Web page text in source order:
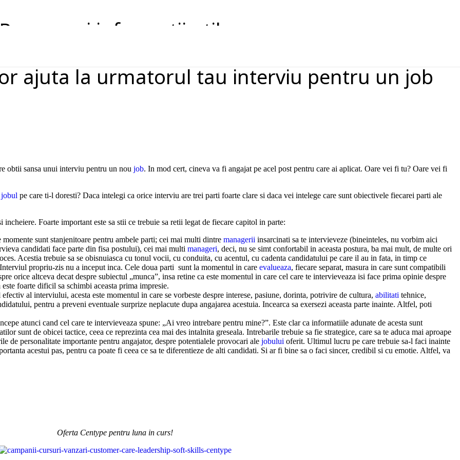
Resurse si informatii utile
ajuta la urmatorul tau interviu pentru un job
obtii sansa unui interviu pentru un nou job. In mod cert, cineva va fi angajat pe acel post pentru care ai aplicat. Oare vei fi tu? Oare vei fi
jobul pe care ti-l doresti? Daca intelegi ca orice interviu are trei parti foarte clare si daca vei intelege care sunt obiectivele fiecarei parti ale
Foarte important este sa stii ce trebuie sa retii legat de fiecare capitol in parte:
sunt stanjenitoare pentru ambele parti; cei mai multi dintre managerii insarcinati sa te intervieveze (bineinteles, nu vorbim aici
candidati face parte din fisa postului), cei mai multi manageri, deci, nu se simt confortabil in aceasta postura, ba mai mult, de multe ori
Acestia trebuie sa se obisnuiasca cu tonul vocii, cu conduita, cu acentul, cu cadenta candidatului pe care il au in fata, in timp ce
propriu-zis nu a inceput inca. Cele doua parti sunt la momentul in care evalueaza, fiecare separat, masura in care sunt compatibili
orice altceva decat despre subiectul „munca”, insa retine ca este momentul in care cel care te intervieveaza isi face prima opinie despre
foarte dificil sa schimbi aceasta prima impresie.
al interviului, acesta este momentul in care se vorbeste despre interese, pasiune, dorinta, potrivire de cultura, abilitati tehnice,
pentru a preveni eventuale surprize neplacute dupa angajarea acestuia. Incearca sa exersezi aceasta parte inainte. Altfel, poti
atunci cand cel care te intervieveaza spune: „Ai vreo intrebare pentru mine?”. Este clar ca informatiile adunate de acesta sunt
sunt de obicei tactice, ceea ce reprezinta cea mai des intalnita greseala. Intrebarile trebuie sa fie strategice, care sa te aduca mai aproape
de personalitate importante pentru angajator, despre potentialele provocari ale jobului oferit. Ultimul lucru pe care trebuie sa-l faci inainte
acestui pas, pentru ca poate fi ceea ce sa te diferentieze de alti candidati. Si ar fi bine sa o faci sincer, credibil si cu emotie. Altfel, va
Oferta Centype pentru luna in curs!